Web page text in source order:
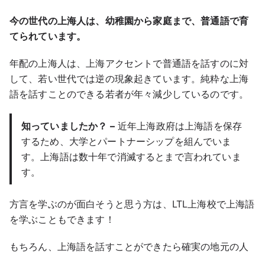
今の世代の上海人は、幼稚園から家庭まで、普通語で育
てられています。
年配の上海人は、上海アクセントで普通語を話すのに対
して、若い世代では逆の現象起きています。純粋な上海
語を話すことのできる若者が年々減少しているのです。
知っていましたか？ –近年上海政府は上海語を保存
するため、大学とパートナーシップを組んでいま
す。上海語は数十年で消滅するとまで言われていま
す。
方言を学ぶのが面白そうと思う方は、LTL上海校で上海語
を学ぶこともできます！
もちろん、上海語を話すことができたら確実の地元の人